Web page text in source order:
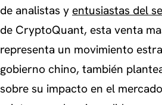
de analistas y entusiastas del
de CryptoQuant, esta venta
representa un movimiento
gobierno chino, también
sobre su impacto en el